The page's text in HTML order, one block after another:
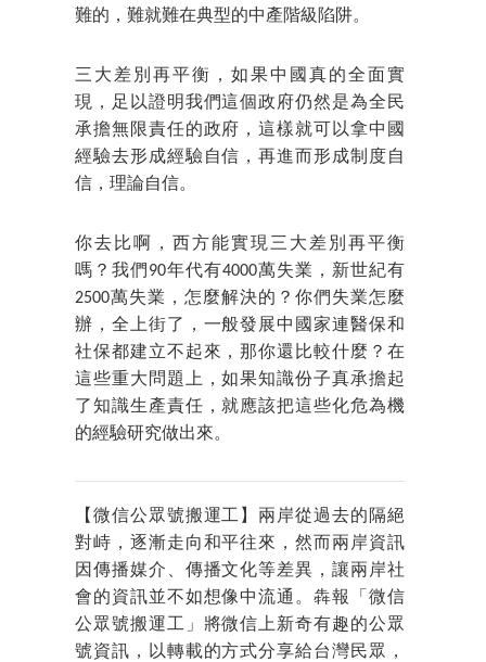
難的，難就難在典型的中產階級陷阱。
三大差別再平衡，如果中國真的全面實
現，足以證明我們這個政府仍然是為全民
承擔無限責任的政府，這樣就可以拿中國
經驗去形成經驗自信，再進而形成制度自
信，理論自信。
你去比啊，西方能實現三大差別再平衡
嗎？我們90年代有4000萬失業，新世紀有
2500萬失業，怎麼解決的？你們失業怎麼
辦，全上街了，一般發展中國家連醫保和
社保都建立不起來，那你還比較什麼？在
這些重大問題上，如果知識份子真承擔起
了知識生產責任，就應該把這些化危為機
的經驗研究做出來。
【微信公眾號搬運工】兩岸從過去的隔絕
對峙，逐漸走向和平往來，然而兩岸資訊
因傳播媒介、傳播文化等差異，讓兩岸社
會的資訊並不如想像中流通。犇報「微信
公眾號搬運工」將微信上新奇有趣的公眾
號資訊，以轉載的方式分享給台灣民眾，